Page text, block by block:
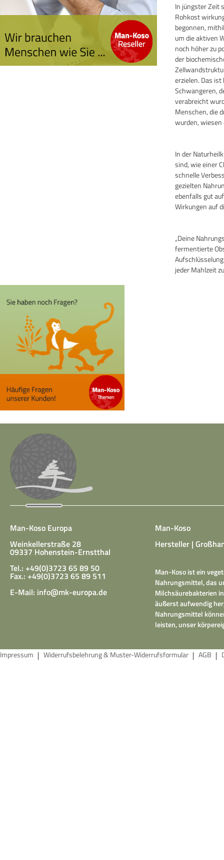
In jüngster Zeit
Rohkost
begonnen,
um die aktiven
noch höher zu
der
erzielen. Das
Schwangeren,
verabreicht
Menschen, die
wurden, wiesen
In der
sind, wie einer
schnelle
gezielten
ebenfalls gut
Wirkungen auf
„Deine
fermentierte
jeder Mahlzeit
Man-Koso Europa
Weinkellerstraße 28
09337 Hohenstein-Ernstthal
Tel.: +49(0)3723 65 89 50
Fax.: +49(0)3723 65 89 511
E-Mail: info@mk-europa.de
Man-Koso
Hersteller |
Man-Koso ist ein
Nahrungsmittel, das
Milchsäurebakterien
äußerst aufwendig
Nahrungsmittel
leisten, unser
Impressum Widerrufsbelehrung & Muster-Widerrufsformular AGB